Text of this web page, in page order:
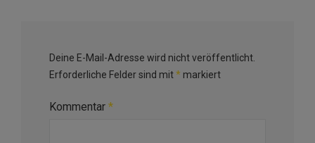
Deine E-Mail-Adresse wird nicht veröffentlicht.
Erforderliche Felder sind mit* markiert
Kommentar *